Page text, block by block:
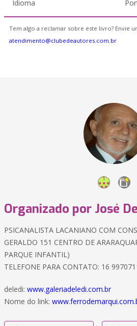
Idioma
Tem algo a reclamar sobre este livro? Envie
atendimento@clubedeautores.com.br
Organizado por José
PSICANALISTA LACANIANO COM
GERALDO 151 CENTRO DE
PARQUE INFANTIL)
TELEFONE PARA CONTATO: 16
deledi: www.galeriadeledi.com.br
Nome do link: